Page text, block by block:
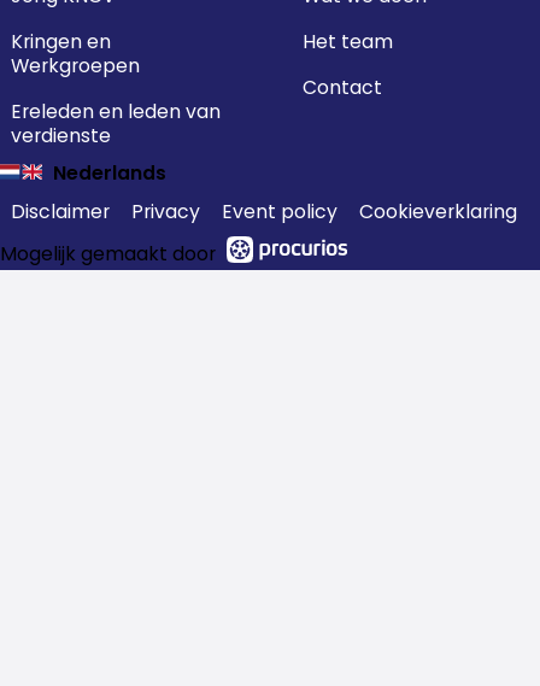
Kringen en
Werkgroepen
Ereleden en leden van
verdienste
Het team
Contact
Nederlands
Disclaimer
Privacy Event policy
Cookieverklaring
Mogelijk gemaakt door